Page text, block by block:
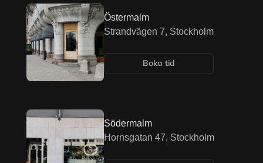
Östermalm
Strandvägen 7, Stockholm
Boka tid
Södermalm
Hornsgatan 47, Stockholm